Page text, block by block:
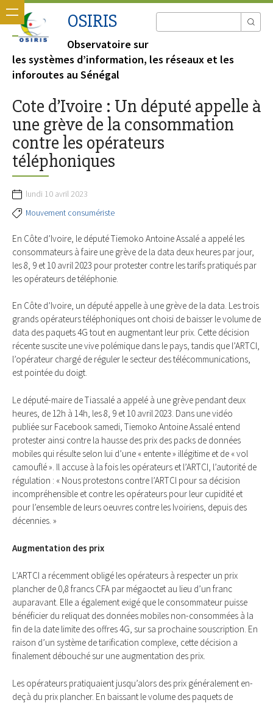
OSIRIS
Observatoire sur
les systèmes d’information, les réseaux et les
inforoutes au Sénégal
Cote d’Ivoire : Un député appelle à
une grève de la consommation
contre les opérateurs
téléphoniques
lundi 10 avril 2023
Mouvement consumériste
En Côte d’Ivoire, le député Tiemoko Antoine Assalé a appelé les
consommateurs à faire une grève de la data deux heures par jour,
les 8, 9 et 10 avril 2023 pour protester contre les tarifs pratiqués par
les opérateurs de téléphonie.
En Côte d’Ivoire, un député appelle à une grève de la data. Les trois
grands opérateurs téléphoniques ont choisi de baisser le volume de
data des paquets 4G tout en augmentant leur prix. Cette décision
récente suscite une vive polémique dans le pays, tandis que l’ARTCI,
l’opérateur chargé de réguler le secteur des télécommunications,
est pointée du doigt.
Le député-maire de Tiassalé a appelé à une grève pendant deux
heures, de 12h à 14h, les 8, 9 et 10 avril 2023. Dans une vidéo
publiée sur Facebook samedi, Tiemoko Antoine Assalé entend
protester ainsi contre la hausse des prix des packs de données
mobiles qui résulte selon lui d’une « entente » illégitime et de « vol
camouflé ». Il accuse à la fois les opérateurs et l’ARTCI, l’autorité de
régulation : « Nous protestons contre l’ARTCI pour sa décision
incompréhensible et contre les opérateurs pour leur cupidité et
pour l’ensemble de leurs oeuvres contre les Ivoiriens, depuis des
décennies. »
Augmentation des prix
L’ARTCI a récemment obligé les opérateurs à respecter un prix
plancher de 0,8 francs CFA par mégaoctet au lieu d’un franc
auparavant. Elle a également exigé que le consommateur puisse
bénéficier du reliquat des données mobiles non-consommées à la
fin de la date limite des offres 4G, sur sa prochaine souscription. En
raison d’un système de tarification complexe, cette décision a
finalement débouché sur une augmentation des prix.
Les opérateurs pratiquaient jusqu’alors des prix généralement en-
deçà du prix plancher. En baissant le volume des paquets de